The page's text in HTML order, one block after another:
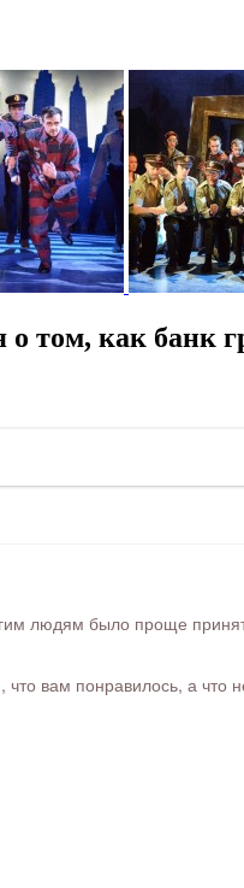
том, как банк
людям было проще
вам понравилось, а